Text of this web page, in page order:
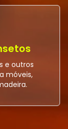
e outros
móveis,